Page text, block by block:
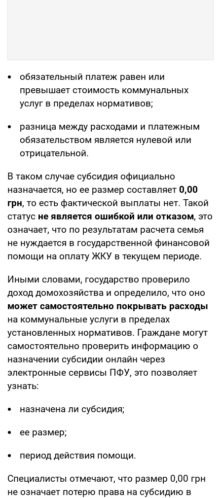
обязательный платеж равен или
превышает стоимость коммунальных
услуг в пределах нормативов;
разница между расходами и платежным
обязательством является нулевой или
отрицательной.
В таком случае субсидия официально
назначается, но ее размер составляет 0,00
грн, то есть фактической выплаты нет. Такой
статус не является ошибкой или отказом, это
означает, что по результатам расчета семья
не нуждается в государственной финансовой
помощи на оплату ЖКУ в текущем периоде.
Иными словами, государство проверило
доход домохозяйства и определило, что оно
может самостоятельно покрывать расходы
на коммунальные услуги в пределах
установленных нормативов. Граждане могут
самостоятельно проверить информацию о
назначении субсидии онлайн через
электронные сервисы ПФУ, это позволяет
узнать:
назначена ли субсидия;
ее размер;
период действия помощи.
Специалисты отмечают, что размер 0,00 грн
не означает потерю права на субсидию в